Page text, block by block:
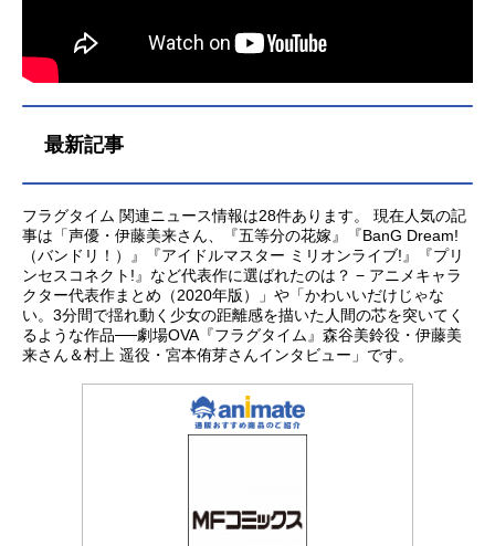
最新記事
フラグタイム 関連ニュース情報は28件あります。 現在人気の記
事は「声優・伊藤美来さん、『五等分の花嫁』『BanG Dream!
（バンドリ！）』『アイドルマスター ミリオンライブ!』『プリ
ンセスコネクト!』など代表作に選ばれたのは？ − アニメキャラ
クター代表作まとめ（2020年版）」や「かわいいだけじゃな
い。3分間で揺れ動く少女の距離感を描いた人間の芯を突いてく
るような作品──劇場OVA『フラグタイム』森谷美鈴役・伊藤美
来さん＆村上 遥役・宮本侑芽さんインタビュー」です。